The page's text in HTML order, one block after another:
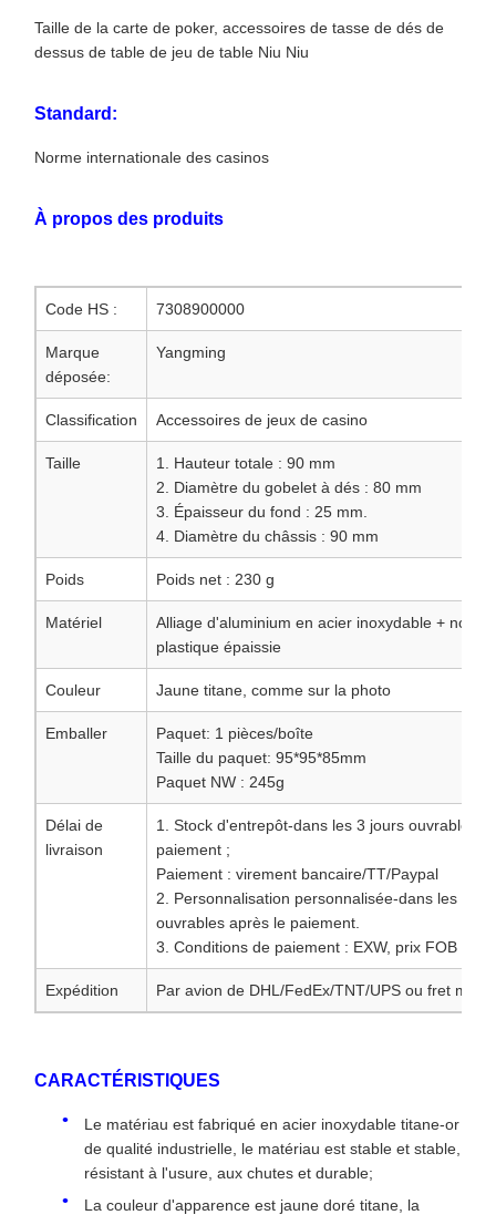
Taille de la carte de poker, accessoires de tasse de dés de
dessus de table de jeu de table Niu Niu
Standard:
Norme internationale des casinos
À propos des produits
Code HS : 7308900000
Marque
déposée:
Yangming
Classification Accessoires de jeux de casino
Taille
1. Hauteur totale : 90 mm
2. Diamètre du gobelet à dés : 80 mm
3. Épaisseur du fond : 25 mm.
4. Diamètre du châssis : 90 mm
Poids Poids net : 230 g
Matériel
Alliage d'aluminium en acier inoxydable +
plastique épaissie
Couleur Jaune titane, comme sur la photo
Emballer
Paquet: 1 pièces/boîte
Taille du paquet: 95*95*85mm
Paquet NW : 245g
Délai de
livraison
1. Stock d'entrepôt-dans les 3 jours ouvrables
paiement ;
Paiement : virement bancaire/TT/Paypal
2. Personnalisation personnalisée-dans les 5
ouvrables après le paiement.
3. Conditions de paiement : EXW, prix FOB
Expédition Par avion de DHL/FedEx/TNT/UPS ou fret
CARACTÉRISTIQUES
Le matériau est fabriqué en acier inoxydable titane-or
de qualité industrielle, le matériau est stable et stable,
résistant à l'usure, aux chutes et durable;
La couleur d'apparence est jaune doré titane, la